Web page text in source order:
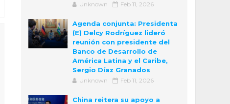
Unknown Feb 11, 2026
Agenda conjunta: Presidenta
(E) Delcy Rodríguez lideró
reunión con presidente del
Banco de Desarrollo de
América Latina y el Caribe,
Sergio Díaz Granados
Unknown Feb 11, 2026
China reitera su apoyo a